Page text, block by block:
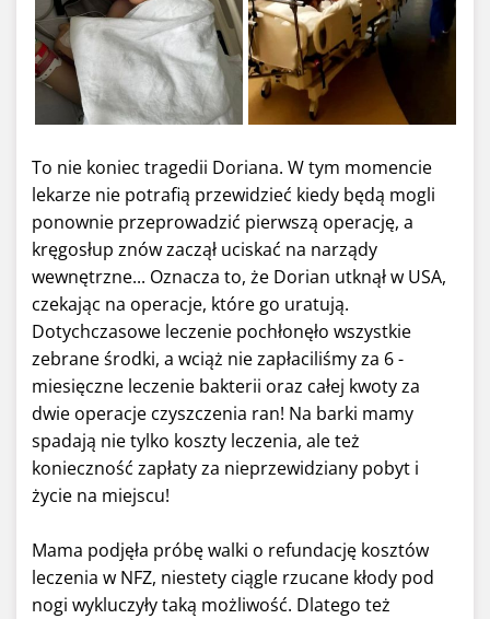
To nie koniec tragedii Doriana. W tym momencie
lekarze nie potrafią przewidzieć kiedy będą mogli
ponownie przeprowadzić pierwszą operację, a
kręgosłup znów zaczął uciskać na narządy
wewnętrzne... Oznacza to, że Dorian utknął w USA,
czekając na operacje, które go uratują.
Dotychczasowe leczenie pochłonęło wszystkie
zebrane środki, a wciąż nie zapłaciliśmy za 6 -
miesięczne leczenie bakterii oraz całej kwoty za
dwie operacje czyszczenia ran! Na barki mamy
spadają nie tylko koszty leczenia, ale też
konieczność zapłaty za nieprzewidziany pobyt i
życie na miejscu!
Mama podjęła próbę walki o refundację kosztów
leczenia w NFZ, niestety ciągle rzucane kłody pod
nogi wykluczyły taką możliwość. Dlatego też